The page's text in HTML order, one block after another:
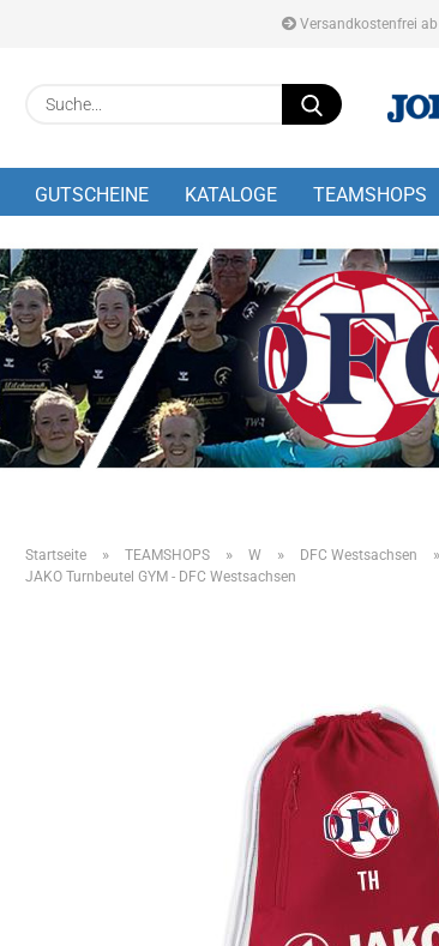
Versandkostenfrei
Suche...
GUTSCHEINE KATALOGE TEAMSHOPS
Startseite » TEAMSHOPS » W » DFC Westsachsen »
JAKO Turnbeutel GYM - DFC Westsachsen